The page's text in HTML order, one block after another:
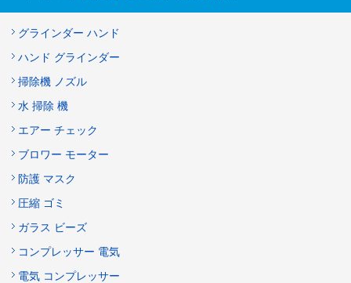
グラインダー ハンド
ハンド グラインダー
掃除機 ノズル
水 掃除 機
エアー チェック
ブロワー モーター
防護 マスク
圧縮 ゴミ
ガラス ビーズ
コンプレッサー 電気
電気 コンプレッサー